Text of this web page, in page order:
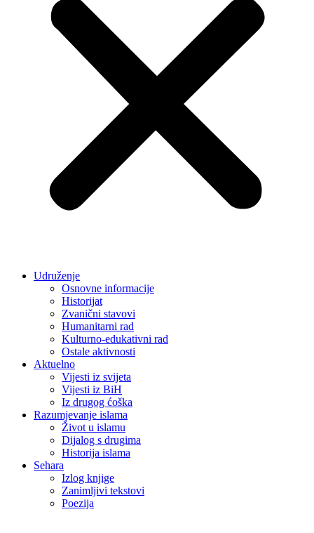
Udruženje
Osnovne informacije
Historijat
Zvanični stavovi
Humanitarni rad
Kulturno-edukativni rad
Ostale aktivnosti
Aktuelno
Vijesti iz svijeta
Vijesti iz BiH
Iz drugog ćoška
Razumjevanje islama
Život u islamu
Dijalog s drugima
Historija islama
Sehara
Izlog knjige
Zanimljivi tekstovi
Poezija